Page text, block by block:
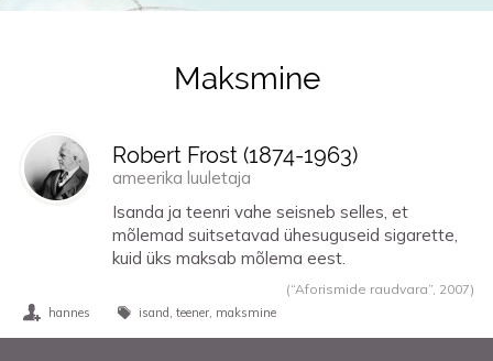
Tsitaadid teemalmaksmine
Maksmine
Robert Frost (1874-1963)
ameerika luuletaja
Isanda ja teenri vahe seisneb selles, et
mõlemad suitsetavad ühesuguseid sigarette,
kuid üks maksab mõlema eest.
(“Aforismide raudvara”, 2007)
hannes isand teener maksmine